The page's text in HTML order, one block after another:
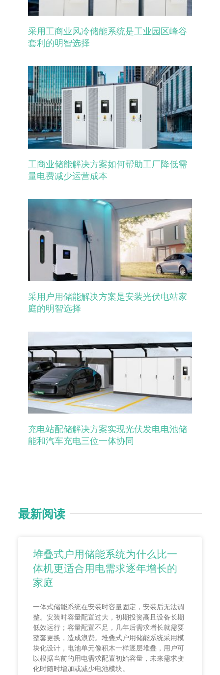
采用工商业风冷储能系统是工业园区峰谷
套利的明智选择
工商业储能解决方案如何帮助工厂降低需
量电费减少运营成本
采用户用储能解决方案是安装光伏电站家
庭的明智选择
充电站配储解决方案实现光伏发电电池储
能和汽车充电三位一体协同
最新阅读
堆叠式户用储能系统为什么比一
体机更适合用电需求逐年增长的
家庭
一体式储能系统在安装时容量固定，安装后无法调
整。安装时容量配置过大，初期投资高且设备长期
低效运行；容量配置不足，几年后需求增长就需要
整套更换，造成浪费。堆叠式户用储能系统采用模
块化设计，电池单元像积木一样逐层堆叠，用户可
以根据当前的用电需求配置初始容量，未来需求变
化时随时增加或减少电池模块。